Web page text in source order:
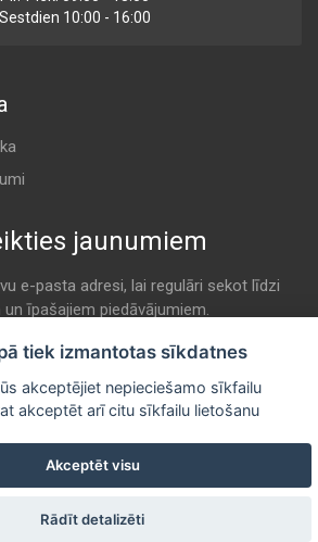
Sestdien 10:00 - 16:00
jaunumiem
e-pasta adresi, lai regulāri sekot līdzi
un īpašajiem piedāvājumiem.
Pieteikties
2020 - 2026 All Rights Reserved
tiek izmantotas sīkdatnes
akceptējiet nepieciešamo sīkfailu
akceptēt arī citu sīkfailu lietošanu
Akceptēt visu
Rādīt detalizēti